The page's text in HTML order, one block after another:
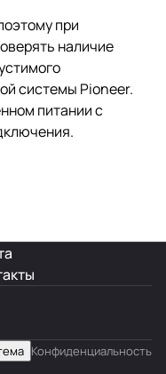
при
наличие
системы Pioneer.
питании с
Конфиденциальность